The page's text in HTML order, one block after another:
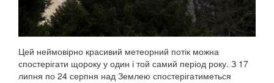
Цей неймовірно красивий метеорний потік можна
спостерігати щороку у один і той самий період року. З 17
липня по 24 серпня над Землею спостерігатиметься